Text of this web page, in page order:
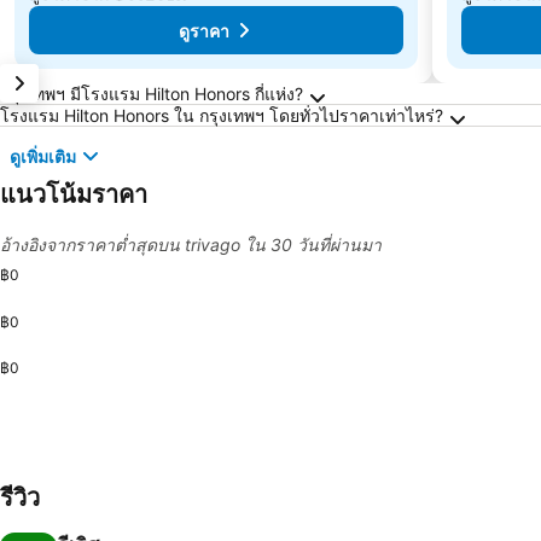
ดูราคา
คำถามที่พบบ่อยเกี่ยวกับ กรุงเทพฯ
กรุงเทพฯ มีโรงแรม Hilton Honors กี่แห่ง?
โรงแรม Hilton Honors ใน กรุงเทพฯ โดยทั่วไปราคาเท่าไหร่?
ดูเพิ่มเติม
แนวโน้มราคา
อ้างอิงจากราคาต่ำสุดบน trivago ใน 30 วันที่ผ่านมา
฿0
฿0
฿0
รีวิว